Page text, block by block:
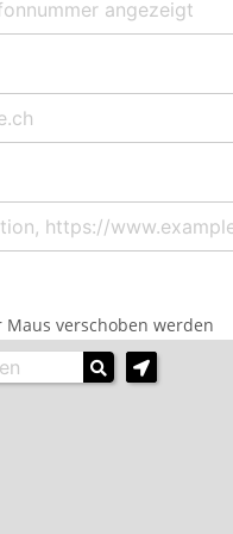
verschoben werden